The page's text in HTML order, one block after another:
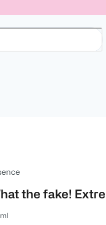
the fake!